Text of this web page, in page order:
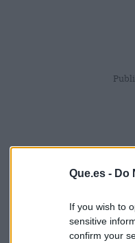
Que.es - Do
If you wish to
sensitive
confirm your